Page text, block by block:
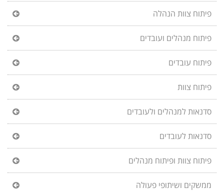
פיתוח צוות הנהלה
פיתוח מנהלים ועובדים
פיתוח עובדים
פיתוח צוות
סדנאות למנהלים ולעובדים
סדנאות לעובדים
פיתוח צוות ופיתוח מנהלים
ממשקים ושיתופי פעולה